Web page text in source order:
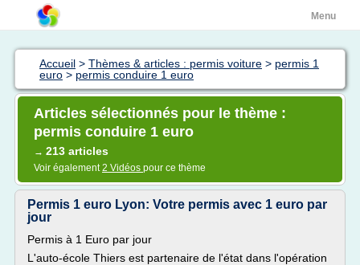
Menu
Accueil > Thèmes & articles : permis voiture > permis 1
euro > permis conduire 1 euro
Articles sélectionnés pour le thème :
permis conduire 1 euro
→ 213 articles
Voir également2 Vidéos pour ce thème
Permis 1 euro Lyon: Votre permis avec 1 euro par
jour
Permis à 1 Euro par jour
L'auto-école Thiers est partenaire de l'état dans l'opération